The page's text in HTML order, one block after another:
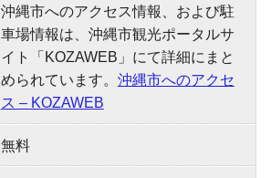
沖縄市へのアクセス情報、および駐
車場情報は、沖縄市観光ポータルサ
イト「KOZAWEB」にて詳細にまと
められています。 沖縄市へのアクセ
ス – KOZAWEB
無料